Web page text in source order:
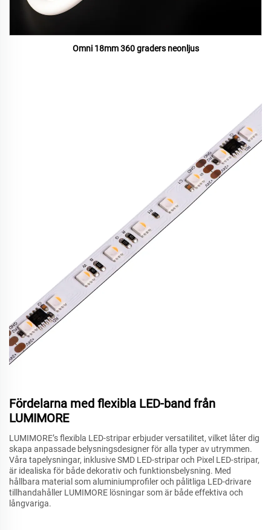
Omni 18mm 360 graders neonljus
Fördelarna med flexibla LED-band från
LUMIMORE
LUMIMORE’s flexibla LED-stripar erbjuder versatilitet, vilket låter dig
skapa anpassade belysningsdesigner för alla typer av utrymmen.
Våra tapelysningar, inklusive SMD LED-stripar och Pixel LED-stripar,
är idealiska för både dekorativ och funktionsbelysning. Med
hållbara material som aluminiumprofiler och pålitliga LED-drivare
tillhandahåller LUMIMORE lösningar som är både effektiva och
långvariga.